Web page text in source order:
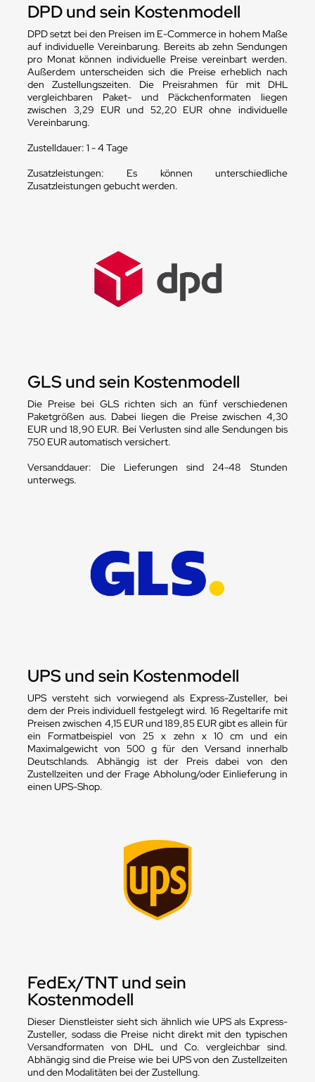
DPD und sein Kostenmodell
DPD setzt bei den Preisen im E-Commerce in hohem Maße
auf individuelle Vereinbarung. Bereits ab zehn Sendungen
pro Monat können individuelle Preise vereinbart werden.
Außerdem unterscheiden sich die Preise erheblich nach
den Zustellungszeiten. Die Preisrahmen für mit DHL
vergleichbaren Paket- und Päckchenformaten liegen
zwischen 3,29 EUR und 52,20 EUR ohne individuelle
Vereinbarung.
Zustelldauer: 1 - 4 Tage
Zusatzleistungen: Es können unterschiedliche
Zusatzleistungen gebucht werden.
GLS und sein Kostenmodell
Die Preise bei GLS richten sich an fünf verschiedenen
Paketgrößen aus. Dabei liegen die Preise zwischen 4,30
EUR und 18,90 EUR. Bei Verlusten sind alle Sendungen bis
750 EUR automatisch versichert.
Versanddauer: Die Lieferungen sind 24-48 Stunden
unterwegs.
UPS und sein Kostenmodell
UPS versteht sich vorwiegend als Express-Zusteller, bei
dem der Preis individuell festgelegt wird. 16 Regeltarife mit
Preisen zwischen 4,15 EUR und 189,85 EUR gibt es allein für
ein Formatbeispiel von 25 x zehn x 10 cm und ein
Maximalgewicht von 500 g für den Versand innerhalb
Deutschlands. Abhängig ist der Preis dabei von den
Zustellzeiten und der Frage Abholung/oder Einlieferung in
einen UPS-Shop.
FedEx/TNT und sein
Kostenmodell
Dieser Dienstleister sieht sich ähnlich wie UPS als Express-
Zusteller, sodass die Preise nicht direkt mit den typischen
Versandformaten von DHL und Co. vergleichbar sind.
Abhängig sind die Preise wie bei UPS von den Zustellzeiten
und den Modalitäten bei der Zustellung.